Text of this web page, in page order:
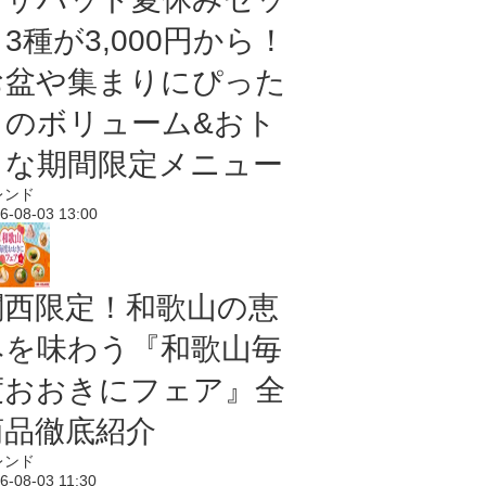
種が3,000円から！
や集まりにぴった
ボリューム&おト
期間限定メニュー
ンド
08-03 13:00
限定！和歌山の恵
味わう『和歌山毎
おきにフェア』全
徹底紹介
ンド
08-03 11:30